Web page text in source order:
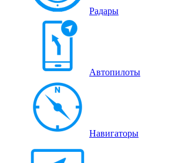
Радары
Автопилоты
Навигаторы